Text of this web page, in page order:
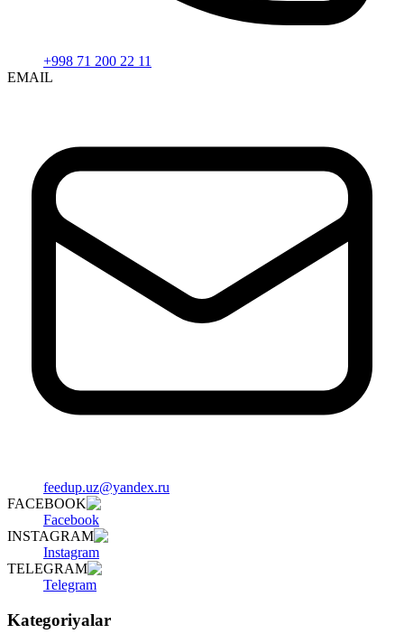
+998 71 200 22 11
EMAIL
feedup.uz@yandex.ru
FACEBOOK
Facebook
INSTAGRAM
Instagram
TELEGRAM
Telegram
Kategoriyalar